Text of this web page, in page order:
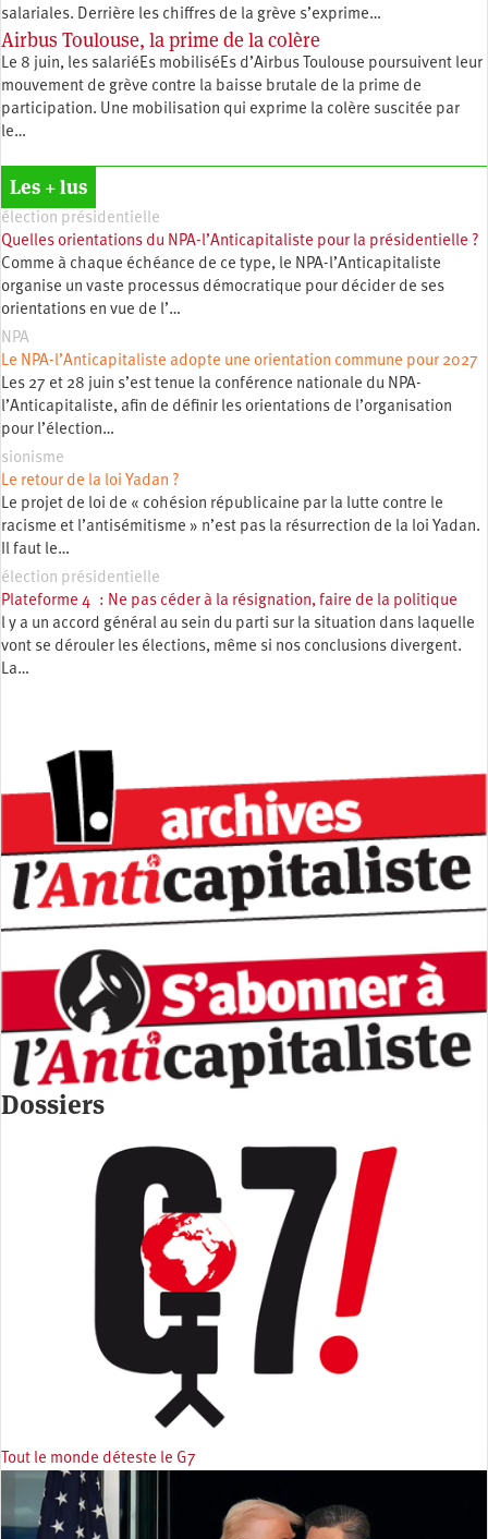
salariales. Derrière les chiffres de la grève s’exprime…
Airbus Toulouse, la prime de la colère
Le 8 juin, les salariéEs mobiliséEs d’Airbus Toulouse poursuivent leur
mouvement de grève contre la baisse brutale de la prime de
participation. Une mobilisation qui exprime la colère suscitée par
le…
Les + lus
élection présidentielle
Quelles orientations du NPA-l’Anticapitaliste pour la présidentielle ?
Comme à chaque échéance de ce type, le NPA-l’Anticapitaliste
organise un vaste processus démocratique pour décider de ses
orientations en vue de l’…
NPA
Le NPA-l’Anticapitaliste adopte une orientation commune pour 2027
Les 27 et 28 juin s’est tenue la conférence nationale du NPA-
l’Anticapitaliste, afin de définir les orientations de l’organisation
pour l’élection…
sionisme
Le retour de la loi Yadan ?
Le projet de loi de « cohésion républicaine par la lutte contre le
racisme et l’antisémitisme » n’est pas la résurrection de la loi Yadan.
Il faut le…
élection présidentielle
Plateforme 4 : Ne pas céder à la résignation, faire de la politique
l y a un accord général au sein du parti sur la situation dans laquelle
vont se dérouler les élections, même si nos conclusions divergent.
La…
Dossiers
Tout le monde déteste le G7